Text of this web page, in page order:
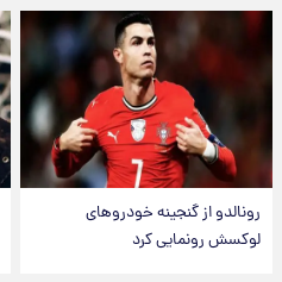
رونالدو از گنجینه خودروهای
لوکسش رونمایی کرد